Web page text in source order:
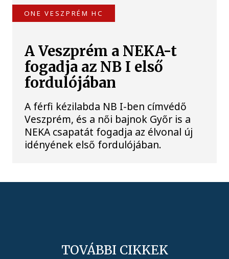
ONE VESZPRÉM HC
A Veszprém a NEKA-t
fogadja az NB I első
fordulójában
A férfi kézilabda NB I-ben címvédő
Veszprém, és a női bajnok Győr is a
NEKA csapatát fogadja az élvonal új
idényének első fordulójában.
TOVÁBBI CIKKEK